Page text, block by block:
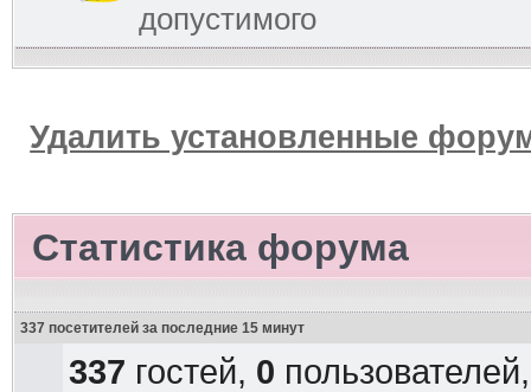
допустимого
Удалить установленные
Статистика форума
337 посетителей за последние 15 минут
337 гостей, 0